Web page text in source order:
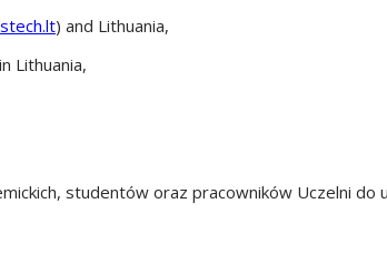
) and Lithuania,
Lithuania,
studentów oraz pracowników Uczelni do